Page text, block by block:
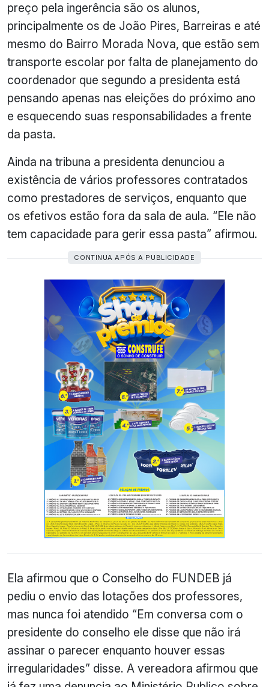
preço pela ingerência são os alunos,
principalmente os de João Pires, Barreiras e até
mesmo do Bairro Morada Nova, que estão sem
transporte escolar por falta de planejamento do
coordenador que segundo a presidenta está
pensando apenas nas eleições do próximo ano
e esquecendo suas responsabilidades a frente
da pasta.
Ainda na tribuna a presidenta denunciou a
existência de vários professores contratados
como prestadores de serviços, enquanto que
os efetivos estão fora da sala de aula. “Ele não
tem capacidade para gerir essa pasta” afirmou.
CONTINUA APÓS A PUBLICIDADE
Ela afirmou que o Conselho do FUNDEB já
pediu o envio das lotações dos professores,
mas nunca foi atendido “Em conversa com o
presidente do conselho ele disse que não irá
assinar o parecer enquanto houver essas
irregularidades” disse. A vereadora afirmou que